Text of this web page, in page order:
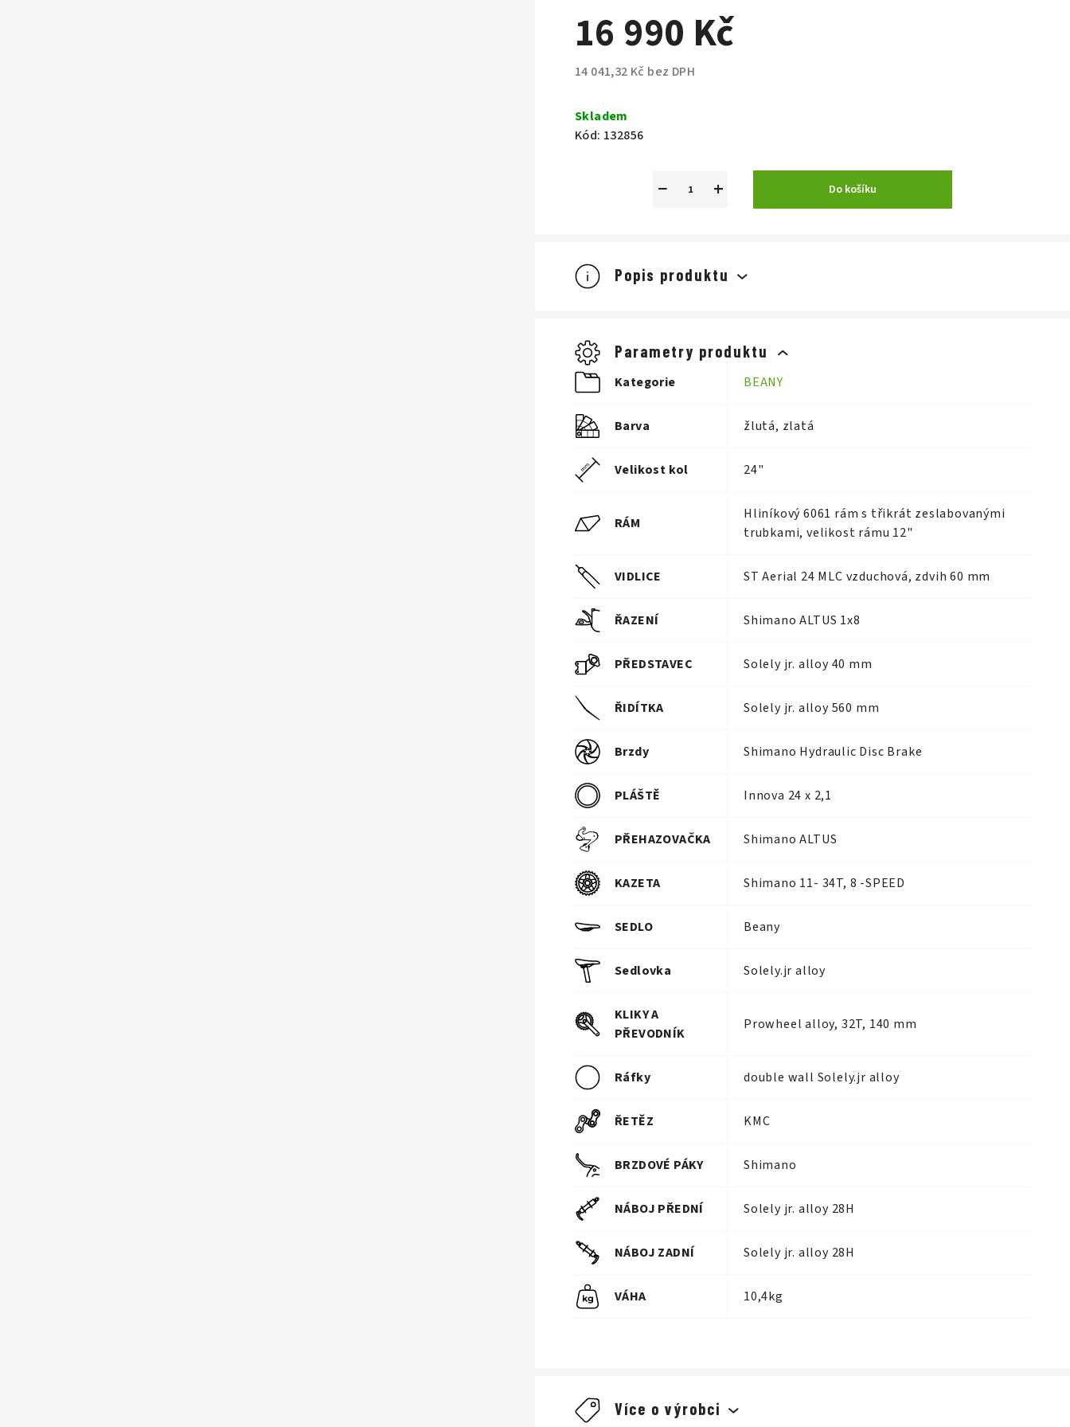
16 990 Kč
14 041,32 Kč bez DPH
cena:
Skladem
Kód: 132856
+
− Do košíku
Popis produktu
,
Parametry produktu
Kategorie BEANY
Barva žlutá, zlatá
Velikost kol 24"
RÁM
Hliníkový 6061 rám s třikrát zeslabovanými
trubkami, velikost rámu 12"
VIDLICE ST Aerial 24 MLC vzduchová, zdvih 60 mm
ŘAZENÍ Shimano ALTUS 1x8
PŘEDSTAVEC Solely jr. alloy 40 mm
ŘIDÍTKA Solely jr. alloy 560 mm
Brzdy Shimano Hydraulic Disc Brake
PLÁŠTĚ Innova 24 x 2,1
PŘEHAZOVAČKA Shimano ALTUS
KAZETA Shimano 11- 34T, 8 -SPEED
SEDLO Beany
Sedlovka Solely.jr alloy
KLIKY A
PŘEVODNÍK
Prowheel alloy, 32T, 140 mm
Ráfky double wall Solely.jr alloy
ŘETĚZ KMC
BRZDOVÉ PÁKY Shimano
NÁBOJ PŘEDNÍ Solely jr. alloy 28H
NÁBOJ ZADNÍ Solely jr. alloy 28H
VÁHA 10,4kg
Více o výrobci